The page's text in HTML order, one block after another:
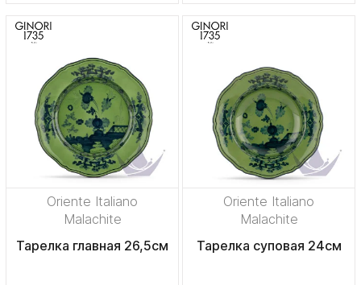
Oriente Italiano
Malachite
Тарелка главная 26,5см
Oriente Italiano
Malachite
Тарелка суповая 24см